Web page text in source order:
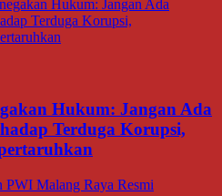
Hukum: Jangan Ada
Terduga Korupsi,